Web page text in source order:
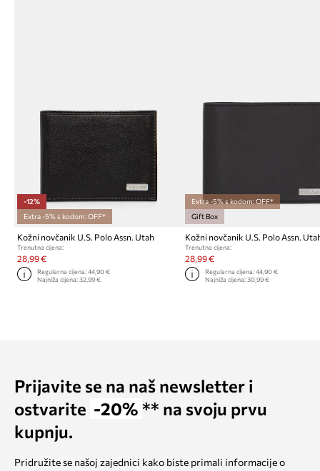
-12%
Extra -5% s kodom: OFF*
Kožni novčanik U.S. Polo Assn. Utah
Trenutna cijena:
28,99 €
Regularna cijena:44,90 €
Najniža cijena:32,99 €
Extra -5% s kodom: OFF*
Gift Box
Kožni novčanik U.S. Polo Assn.
Trenutna cijena:
28,99 €
Regularna cijena: 44,90 €
Najniža cijena: 30,99 €
Prijavite se na naš newsletter i
ostvarite -20% ** na svoju prvu
kupnju.
Pridružite se našoj zajednici kako biste primali informacije o